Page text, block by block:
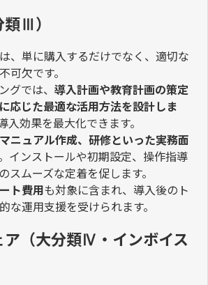
Ⅲ）
、単に購入するだけでなく、適切な
可欠です。
グでは、 導入計画や教育計画の策定
応じた最適な活用方法を設計しま
入効果を最大化できます。
ニュアル作成、研修といった実務面
インストールや初期設定、操作指導
スムーズな定着を促します。
ト費用も対象に含まれ、導入後のト
な運用支援を受けられます。
ア（大分類Ⅳ・インボイス